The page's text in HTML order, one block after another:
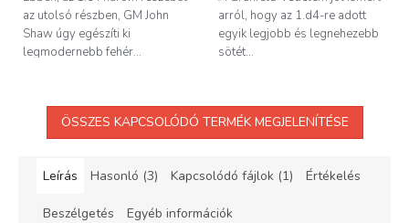
az utolsó részben, GM John
Shaw úgy egészíti ki
legmodernebb fehér...
arról, hogy az 1.d4-re adott
egyik legjobb és legnehezebb
sötét...
ÖSSZES KAPCSOLÓDÓ TERMÉK MEGJELENÍTÉSE
Leírás Hasonló (3) Kapcsolódó fájlok (1) Értékelés
Beszélgetés Egyéb információk